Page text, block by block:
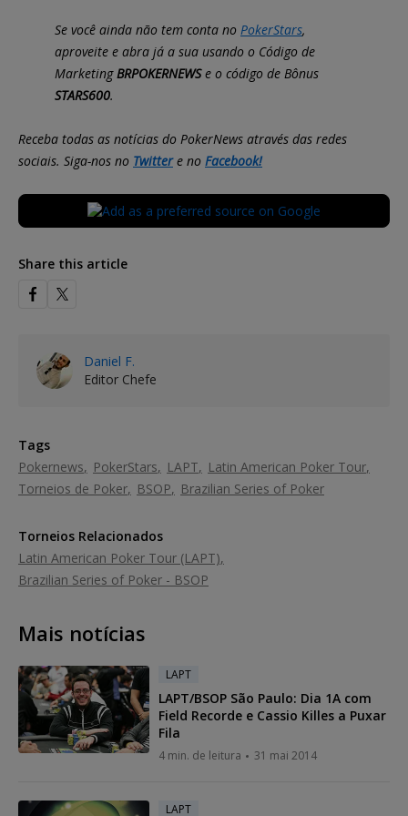
Se você ainda não tem conta no PokerStars,
aproveite e abra já a sua usando o Código de
Marketing BRPOKERNEWSe o código de Bônus
STARS600.
Receba todas as notícias do PokerNews através das redes
sociais. Siga-nos no Twittere no Facebook!
Share this article
Daniel F.
Editor Chefe
Tags
Pokernews
PokerStars LAPT
Latin American Poker Tour
Torneios de Poker
BSOP Brazilian Series of Poker
Torneios Relacionados
Latin American Poker Tour (LAPT)
Brazilian Series of Poker - BSOP
Mais notícias
LAPT
LAPT/BSOP São Paulo: Dia 1A com
Field Recorde e Cassio Killes a Puxar
Fila
4 min. de leitura 31 mai 2014
LAPT